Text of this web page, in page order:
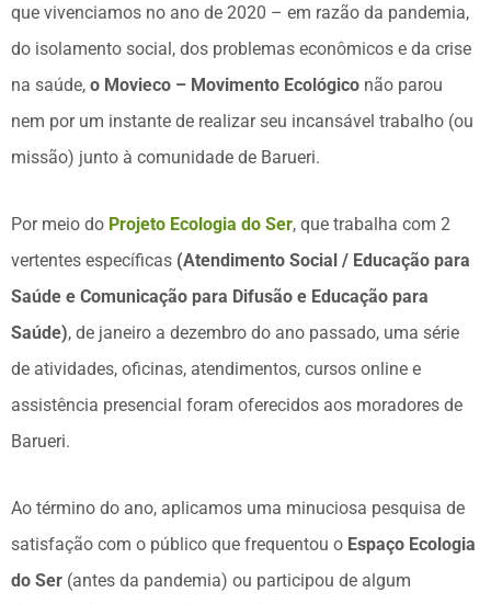
que vivenciamos no ano de 2020 – em razão da pandemia,
do isolamento social, dos problemas econômicos e da crise
na saúde, o Movieco – Movimento Ecológico não parou
nem por um instante de realizar seu incansável trabalho (ou
missão) junto à comunidade de Barueri.
Por meio do Projeto Ecologia do Ser, que trabalha com 2
vertentes específicas (Atendimento Social / Educação para
Saúde e Comunicação para Difusão e Educação para
Saúde), de janeiro a dezembro do ano passado, uma série
de atividades, oficinas, atendimentos, cursos online e
assistência presencial foram oferecidos aos moradores de
Barueri.
Ao término do ano, aplicamos uma minuciosa pesquisa de
satisfação com o público que frequentou o Espaço Ecologia
do Ser (antes da pandemia) ou participou de algum